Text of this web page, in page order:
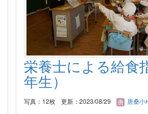
栄養士による給食
年生）
写真：12枚 更新：2023/08/29 唐桑小